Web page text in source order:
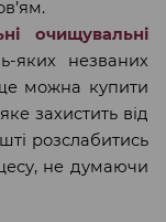
очищувальні
яких незваних
можна купити
захистить від
розслабитись
не думаючи